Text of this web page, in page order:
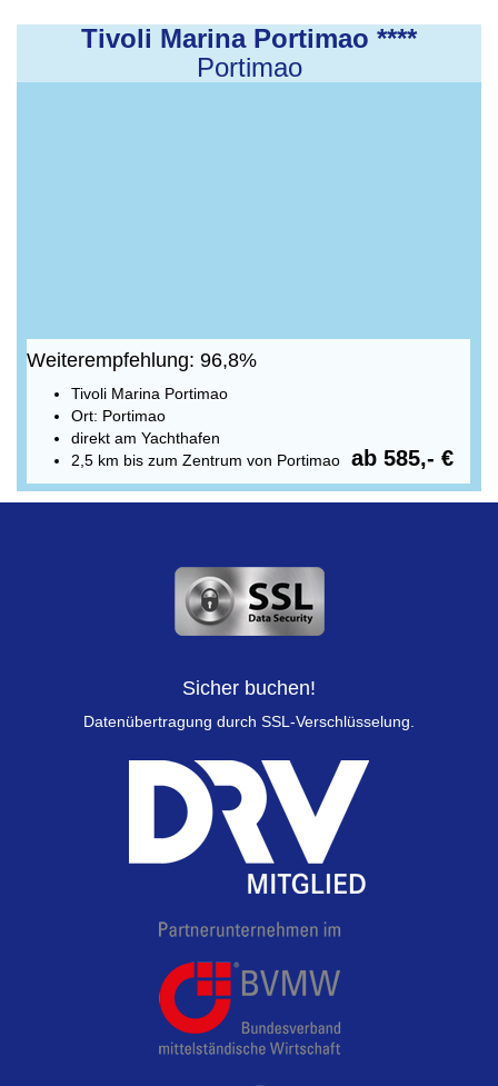
Tivoli Marina Portimao ****
Portimao
Weiterempfehlung: 96,8%
Tivoli Marina Portimao
Ort: Portimao
direkt am Yachthafen
2,5 km bis zum Zentrum von Portimao
ab 585,- €
Sicher buchen!
Datenübertragung durch SSL-Verschlüsselung.